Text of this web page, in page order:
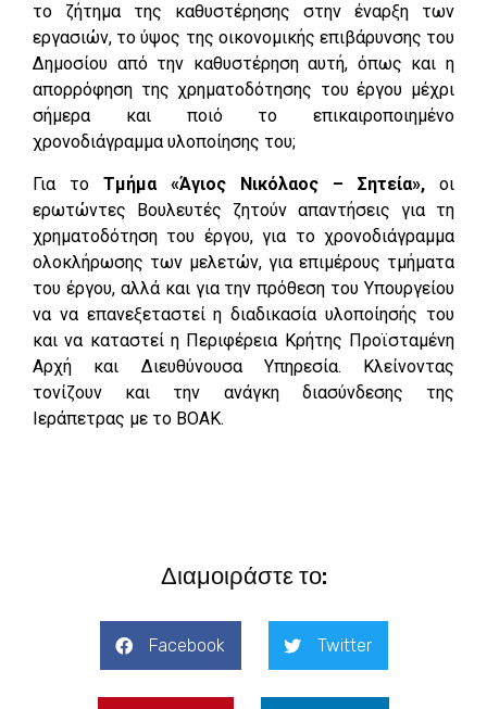
το ζήτημα της καθυστέρησης στην έναρξη των
εργασιών, το ύψος της οικονομικής επιβάρυνσης του
Δημοσίου από την καθυστέρηση αυτή, όπως και η
απορρόφηση της χρηματοδότησης του έργου μέχρι
σήμερα και ποιό το επικαιροποιημένο
χρονοδιάγραμμα υλοποίησης του;
Για το Τμήμα «Άγιος Νικόλαος – Σητεία», οι
ερωτώντες Βουλευτές ζητούν απαντήσεις για τη
χρηματοδότηση του έργου, για το χρονοδιάγραμμα
ολοκλήρωσης των μελετών, για επιμέρους τμήματα
του έργου, αλλά και για την πρόθεση του Υπουργείου
να να επανεξεταστεί η διαδικασία υλοποίησής του
και να καταστεί η Περιφέρεια Κρήτης Προϊσταμένη
Αρχή και Διευθύνουσα Υπηρεσία. Κλείνοντας
τονίζουν και την ανάγκη διασύνδεσης της
Ιεράπετρας με το ΒΟΑΚ.
Διαμοιράστε το:
Facebook Twitter